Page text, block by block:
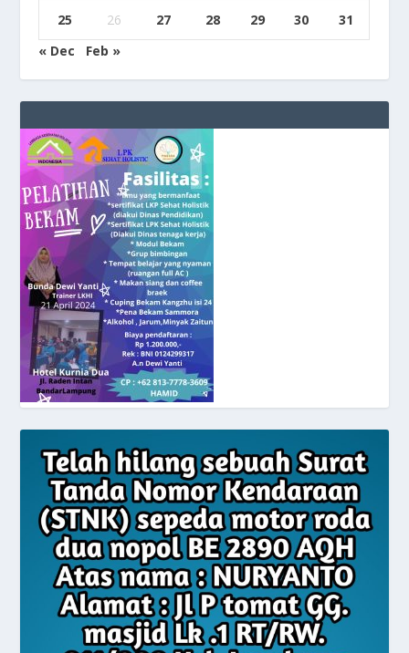
25 26 27 28 29 30
31
« Dec
Feb »